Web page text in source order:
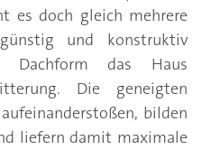
es doch gleich mehrere
und konstruktiv
Dachform das Haus
Die geneigten
bilden
liefern damit maximale